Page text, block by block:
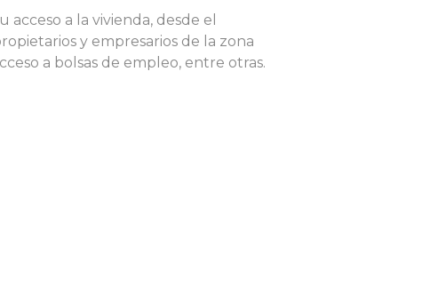
a la vivienda, desde el
y empresarios de la zona
a bolsas de empleo, entre otras.